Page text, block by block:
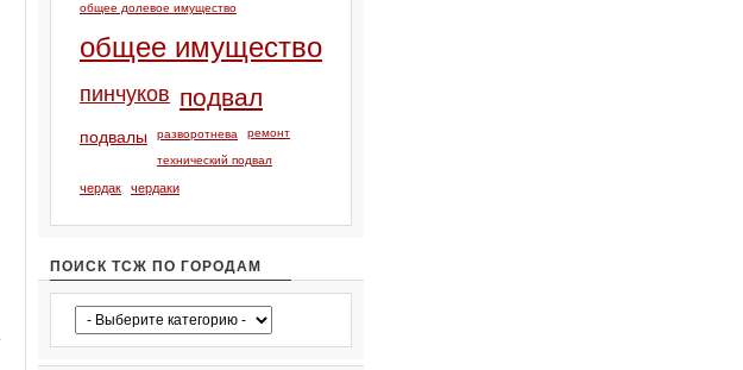
общее долевое имущество
общее имущество
пинчуков подвал
подвалы разворотнева ремонт
технический подвал
чердак чердаки
ПОИСК ТСЖ ПО ГОРОДАМ